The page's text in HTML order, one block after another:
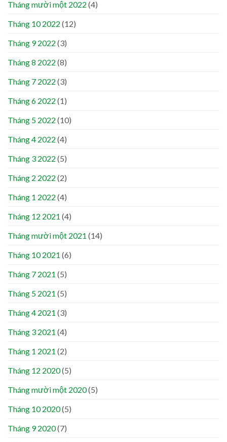
Tháng mười một 2022 (4)
Tháng 10 2022 (12)
Tháng 9 2022 (3)
Tháng 8 2022 (8)
Tháng 7 2022 (3)
Tháng 6 2022 (1)
Tháng 5 2022 (10)
Tháng 4 2022 (4)
Tháng 3 2022 (5)
Tháng 2 2022 (2)
Tháng 1 2022 (4)
Tháng 12 2021 (4)
Tháng mười một 2021 (14)
Tháng 10 2021 (6)
Tháng 7 2021 (5)
Tháng 5 2021 (5)
Tháng 4 2021 (3)
Tháng 3 2021 (4)
Tháng 1 2021 (2)
Tháng 12 2020(5)
Tháng mười một 2020(5)
Tháng 10 2020(5)
Tháng 9 2020(7)